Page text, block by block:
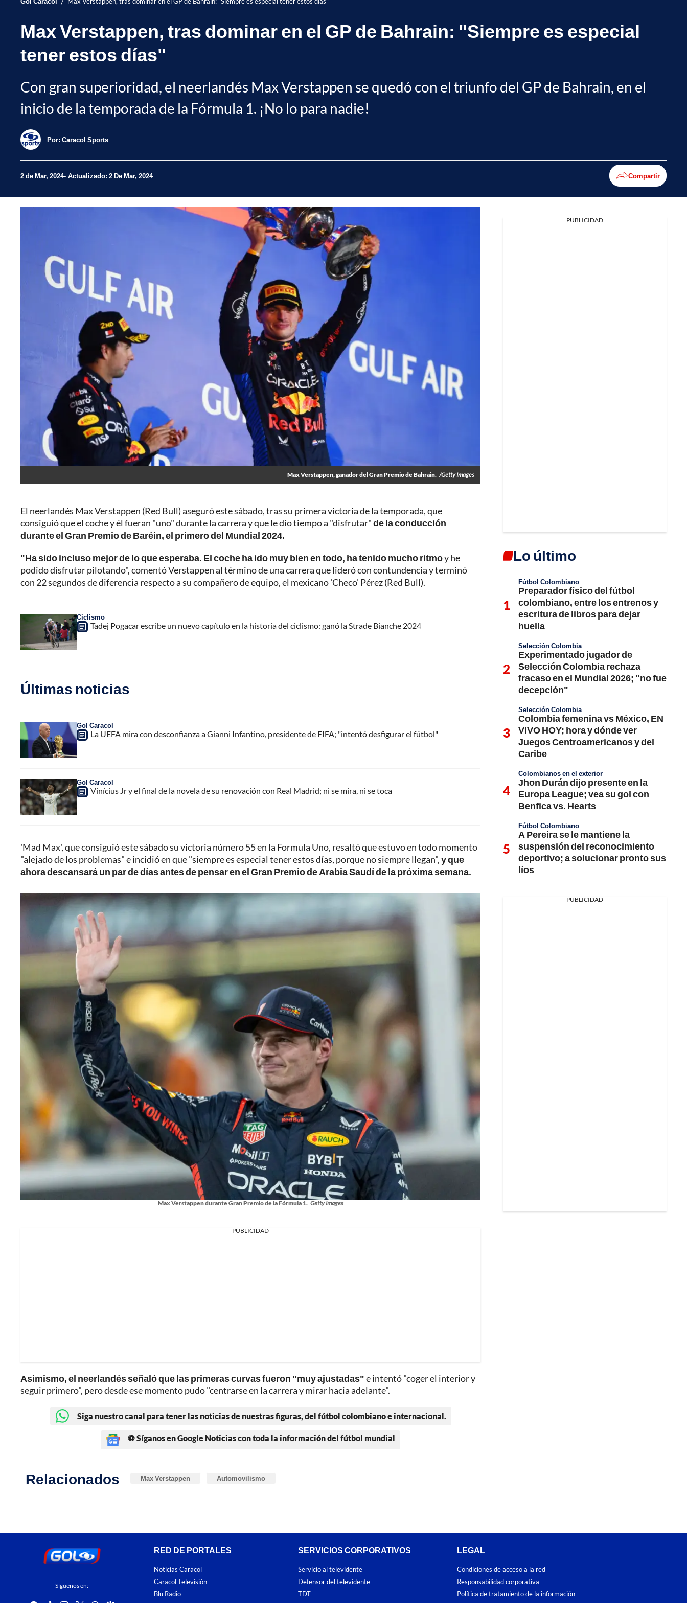
Max Verstappen, tras dominar en el GP de Bahrain: "Siempre es especial
tener estos días"
Con gran superioridad, el neerlandés Max Verstappen se quedó con el triunfo del GP de Bahrain, en el
inicio de la temporada de la Fórmula 1. ¡No lo para nadie!
Por: Caracol Sports
2 de Mar, 2024 Actualizado: 2 De Mar, 2024 Compartir
Max Verstappen, ganador del Gran Premio de Bahrain. /Getty Images
El neerlandés Max Verstappen (Red Bull) aseguró este sábado, tras su primera victoria de la temporada, que
consiguió que el coche y él fueran "uno" durante la carrera y que le dio tiempo a "disfrutar"de la conducción
durante el Gran Premio de Baréin, el primero del Mundial 2024.
"Ha sido incluso mejor de lo que esperaba. El coche ha ido muy bien en todo, ha tenido mucho ritmoy he
podido disfrutar pilotando", comentó Verstappen al término de una carrera que lideró con contundencia y terminó
con 22 segundos de diferencia respecto a su compañero de equipo, el mexicano 'Checo' Pérez (Red Bull).
Ciclismo
Tadej Pogacar escribe un nuevo capítulo en la historia del ciclismo: ganó la Strade Bianche 2024
Últimas noticias
Gol Caracol
La UEFA mira con desconfianza a Gianni Infantino, presidente de FIFA; "intentó desfigurar el fútbol"
Gol Caracol
Vinícius Jr y el final de la novela de su renovación con Real Madrid; ni se mira, ni se toca
'Mad Max', que consiguió este sábado su victoria número 55 en la Formula Uno, resaltó que estuvo en todo momento
"alejado de los problemas" e incidió en que "siempre es especial tener estos días, porque no siempre llegan",y que
ahora descansará un par de días antes de pensar en el Gran Premio de Arabia Saudí de la próxima semana.
Max Verstappen durante Gran Premio de la Fórmula 1. Getty Images
PUBLICIDAD
Asimismo, el neerlandés señaló que las primeras curvas fueron "muy ajustadas"e intentó "coger el interior y
seguir primero", pero desde ese momento pudo "centrarse en la carrera y mirar hacia adelante".
Siga nuestro canal para tener las noticias de nuestras figuras, del fútbol colombiano e internacional.
⚽ Síganos en Google Noticias con toda la información del fútbol mundial
Relacionados Max Verstappen Automovilismo
PUBLICIDAD
Lo último
Fútbol Colombiano
Preparador físico del fútbol
colombiano, entre los entrenos y
escritura de libros para dejar
huella
Selección Colombia
Experimentado jugador de
Selección Colombia rechaza
fracaso en el Mundial 2026; "no fue
decepción"
Selección Colombia
Colombia femenina vs México, EN
VIVO HOY; hora y dónde ver
Juegos Centroamericanos y del
Caribe
Colombianos en el exterior
Jhon Durán dijo presente en la
Europa League; vea su gol con
Benfica vs. Hearts
Fútbol Colombiano
A Pereira se le mantiene la
suspensión del reconocimiento
deportivo; a solucionar pronto sus
líos
PUBLICIDAD
Síguenos en:
RED DE PORTALES
Noticias Caracol
Caracol Televisión
Blu Radio
SERVICIOS CORPORATIVOS
Servicio al televidente
Defensor del televidente
TDT
LEGAL
Condiciones de acceso a la red
Responsabilidad corporativa
Política de tratamiento de la información